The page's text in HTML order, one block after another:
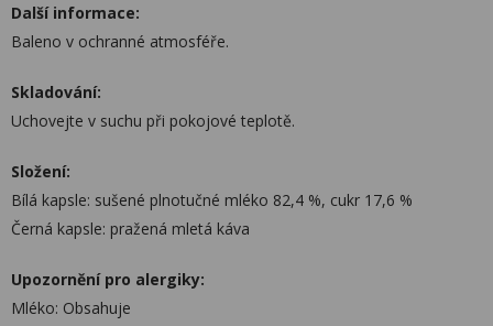
Další informace:
Baleno v ochranné atmosféře.
Skladování:
Uchovejte v suchu při pokojové teplotě.
Složení:
Bílá kapsle: sušené plnotučné mléko 82,4 %, cukr 17,6 %
Černá kapsle: pražená mletá káva
Upozornění pro alergiky:
Mléko: Obsahuje